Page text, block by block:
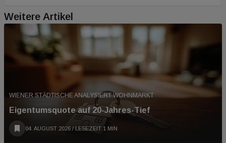
Weitere Artikel
WIENER STÄDTISCHE ANALYSIERT WOHNMARKT
Eigentumsquote auf 20-Jahres-Tief
04. AUGUST 2026 / LESEZEIT 1 MIN